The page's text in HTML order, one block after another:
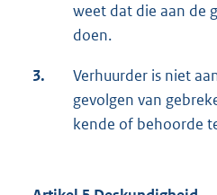
weet dat die aan de
doen.
3.
Verhuurder is niet
gevolgen van
kende of behoorde